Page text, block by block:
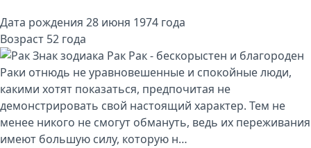
Дата рождения 28 июня 1974 года
Возраст 52 года
Знак зодиака Рак Рак - бескорыстен и благороден
Раки отнюдь не уравновешенные и спокойные люди,
какими хотят показаться, предпочитая не
демонстрировать свой настоящий характер. Тем не
менее никого не смогут обмануть, ведь их переживания
имеют большую силу, которую н…